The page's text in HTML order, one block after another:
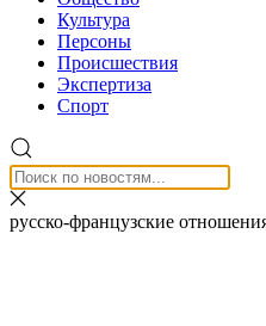
Культура
Персоны
Происшествия
Экспертиза
Спорт
русско-французские